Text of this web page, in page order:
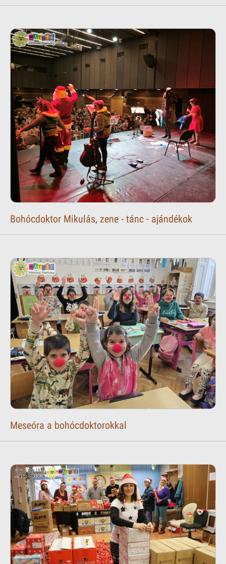
Bohócdoktor Mikulás, zene - tánc - ajándékok
Meseóra a bohócdoktorokkal